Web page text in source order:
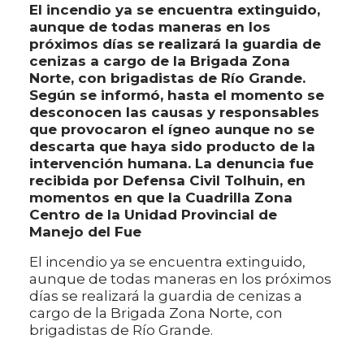
El incendio ya se encuentra extinguido,
aunque de todas maneras en los
próximos días se realizará la guardia de
cenizas a cargo de la Brigada Zona
Norte, con brigadistas de Río Grande.
Según se informó, hasta el momento se
desconocen las causas y responsables
que provocaron el ígneo aunque no se
descarta que haya sido producto de la
intervención humana. La denuncia fue
recibida por Defensa Civil Tolhuin, en
momentos en que la Cuadrilla Zona
Centro de la Unidad Provincial de
Manejo del Fue
El incendio ya se encuentra extinguido,
aunque de todas maneras en los próximos
días se realizará la guardia de cenizas a
cargo de la Brigada Zona Norte, con
brigadistas de Río Grande.